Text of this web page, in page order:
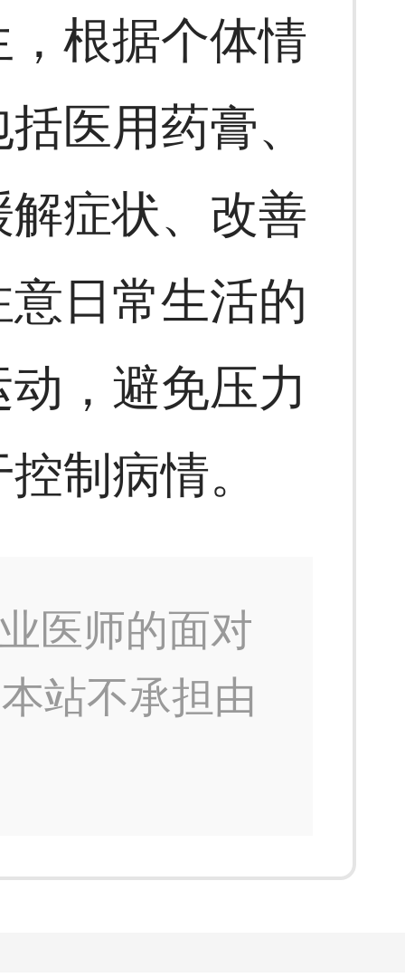
根据个体情
医用药膏、
症状、改善
日常生活的
，避免压力
制病情。
医师的面对
站不承担由